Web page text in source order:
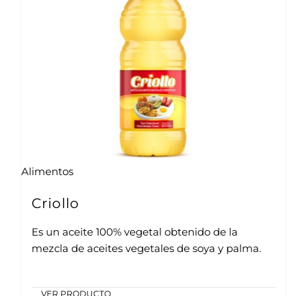
Alimentos
Criollo
Es un aceite 100% vegetal obtenido de la
mezcla de aceites vegetales de soya y palma.
VER PRODUCTO